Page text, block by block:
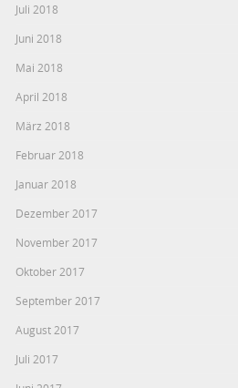
Juli 2018
Juni 2018
Mai 2018
April 2018
März 2018
Februar 2018
Januar 2018
Dezember 2017
November 2017
Oktober 2017
September 2017
August 2017
Juli 2017